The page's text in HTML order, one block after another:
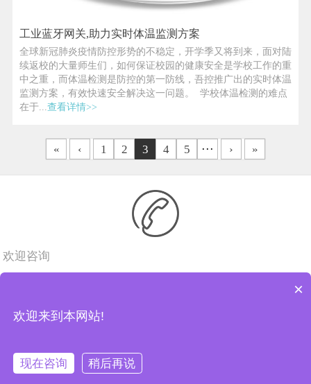
工业蓝牙网关,助力实时体温监测方案
全球新冠肺炎疫情防控形势的不稳定，开学季又将到来，面对陆
续返校的大量师生们，如何保证校园的健康安全是学校工作的重
中之重，而体温检测是防控的第一防线，吾控推广出的实时体温
监测方案，有效快速安全解决这一问题。 学校体温检测的难点
在于...查看详情>>
« ‹ 1 2 3 4 5 ··· › »
欢迎咨询
版权所有：深圳吾控健康科技有限公司
16070044号
×
欢迎来到本网站!
现在咨询 稍后再说